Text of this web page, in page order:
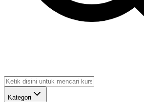
Kategori